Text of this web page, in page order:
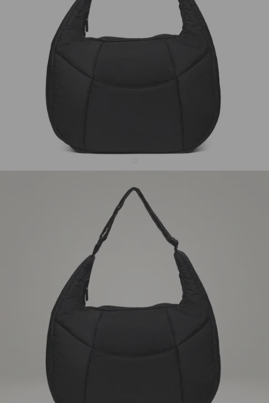
3x de R$83,30 sem juros
Tote Moon Puffer a partir de R$249,90!
Bolsa espaçosa com
design em formato de lua e efeito puffer, unindo estilo
marcante, organização inteligente e versatilidade para todas
as ocasiões 🌙✨